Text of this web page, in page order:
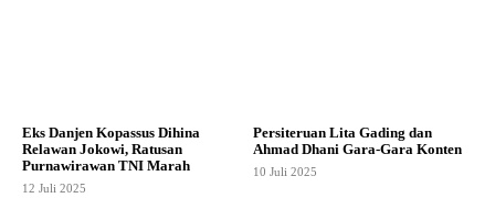
Eks Danjen Kopassus Dihina
Relawan Jokowi, Ratusan
Purnawirawan TNI Marah
12 Juli 2025
Persiteruan Lita Gading dan
Ahmad Dhani Gara-Gara Konten
10 Juli 2025